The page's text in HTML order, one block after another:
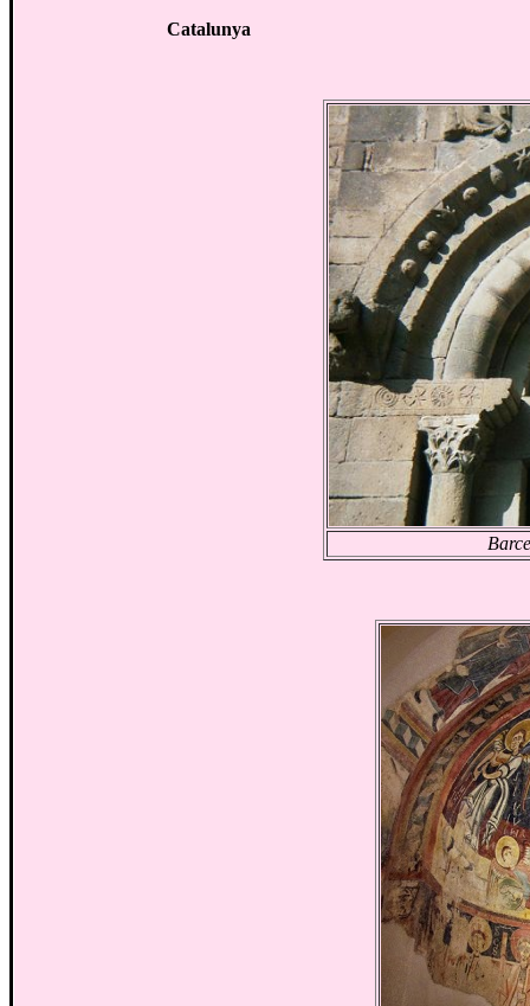
Catalunya